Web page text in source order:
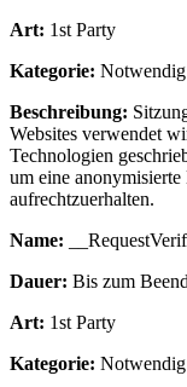
Art: 1st Party
Kategorie: Notwendig
Beschreibung:
Websites verwendet
Technologien
um eine
aufrechtzuerhalten.
Name:
Dauer: Bis zum
Art: 1st Party
Kategorie: Notwendig